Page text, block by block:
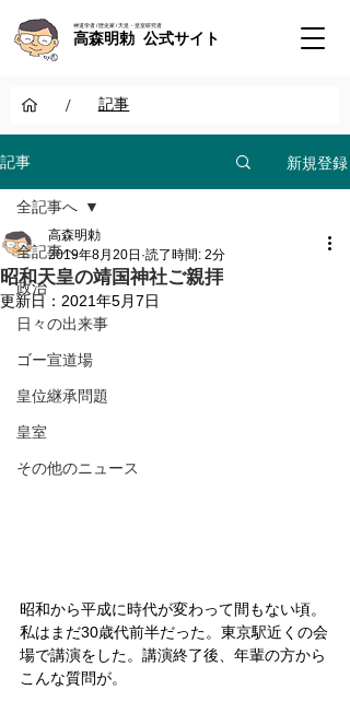
神道学者 / 歴史家 / 天皇・皇室研究者
高森明勅 公式サイト
/ 記事
記事 新規登録
全記事へ
政治
日々の出来事
ゴー宣道場
皇位継承問題
皇室
その他のニュース
全記事へ
昭和天皇の靖国神社ご親拝
高森明勅
2019年8月20日 読了時間: 2分
更新日： 2021年5月7日
昭和から平成に時代が変わって間もない頃。
私はまだ30歳代前半だった。東京駅近くの会
場で講演をした。講演終了後、年輩の方から
こんな質問が。